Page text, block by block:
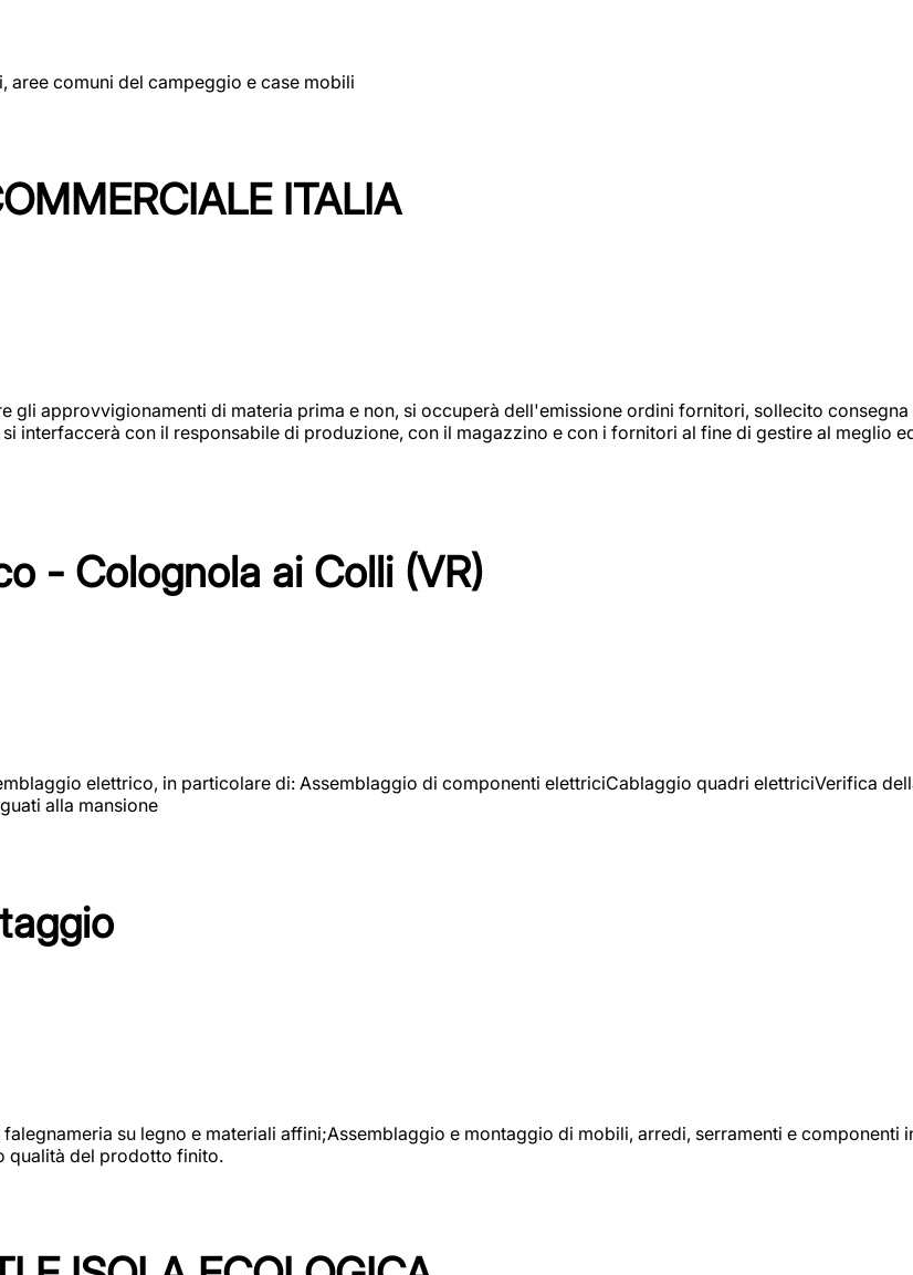
aree comuni del campeggio e case mobili
ITALIA
gli approvvigionamenti di materia prima e non, si occuperà dell'emissione ordini fornitori, sollecito consegna
interfaccerà con il responsabile di produzione, con il magazzino e con i fornitori al fine di gestire al meglio
- Colognola ai Colli (VR)
elettrico, in particolare di: Assemblaggio di componenti elettriciCablaggio quadri elettriciVerifica
alla mansione
su legno e materiali affini;Assemblaggio e montaggio di mobili, arredi, serramenti e componenti
qualità del prodotto finito.